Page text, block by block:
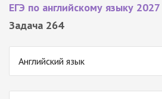
ЕГЭ по английскому языку 2027
Задача 264
Английский язык